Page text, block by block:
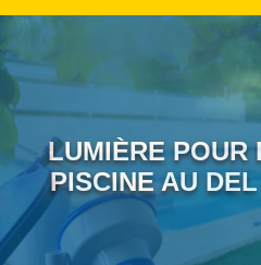
LUMIÈRE POUR
PISCINE AU